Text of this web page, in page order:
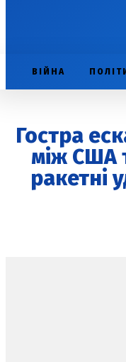
ВІЙНА
Гостра
між США
ракетні